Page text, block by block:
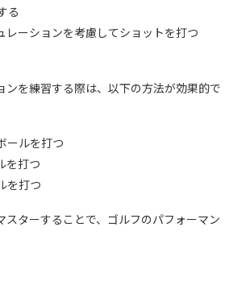
る
レーションを考慮してショットを打つ
ンを練習する際は、以下の方法が効果的で
ールを打つ
を打つ
を打つ
スターすることで、ゴルフのパフォーマン